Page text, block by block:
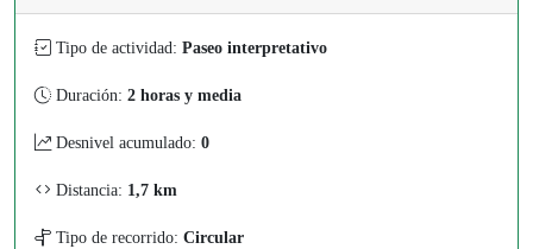
Tipo de actividad: Paseo interpretativo
Duración: 2 horas y media
Desnivel acumulado: 0
Distancia: 1,7 km
Tipo de recorrido: Circular